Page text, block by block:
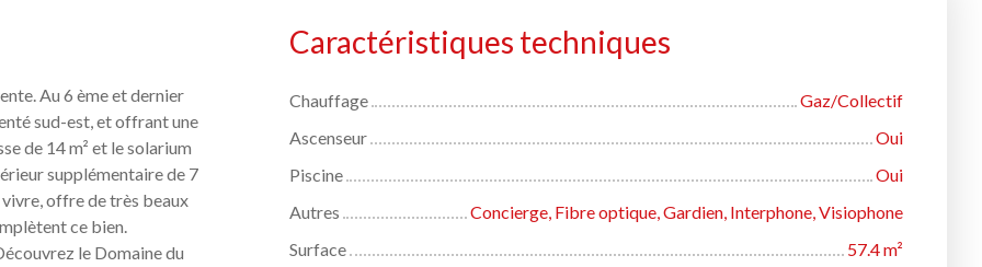
Au 6 ème et dernier
sud-est, et offrant une
de 14 m² et le solarium
supplémentaire de 7
offre de très beaux
ce bien.
le Domaine du
Caractéristiques techniques
Chauffage
Gaz/Collectif
Ascenseur
Oui
Piscine
Oui
Autres
Concierge, Fibre optique, Gardien, Interphone, Visiophone
Surface
57.4m²